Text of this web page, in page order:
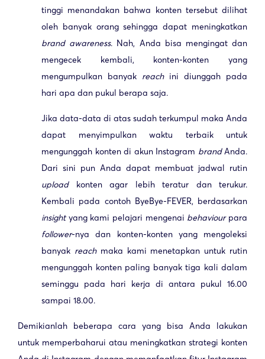
tinggi menandakan bahwa konten tersebut dilihat
oleh banyak orang sehingga dapat meningkatkan
brand awareness. Nah, Anda bisa mengingat dan
mengecek kembali, konten-konten yang
mengumpulkan banyak reachini diunggah pada
hari apa dan pukul berapa saja.
Jika data-data di atas sudah terkumpul maka Anda
dapat menyimpulkan waktu terbaik untuk
mengunggah konten di akun Instagram brandAnda.
Dari sini pun Anda dapat membuat jadwal rutin
upload
konten agar lebih teratur dan terukur.
Kembali pada contoh ByeBye-FEVER, berdasarkan
insightyang kami pelajari mengenai behaviourpara
follower-nya dan konten-konten yang mengoleksi
banyak reachmaka kami menetapkan untuk rutin
mengunggah konten paling banyak tiga kali dalam
seminggu pada hari kerja di antara pukul 16.00
sampai 18.00.
Demikianlah beberapa cara yang bisa Anda lakukan
untuk memperbaharui atau meningkatkan strategi konten